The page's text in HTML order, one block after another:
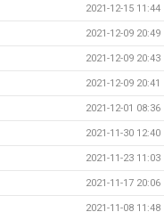
2021-12-15 11:44
2021-12-09 20:49
2021-12-09 20:43
2021-12-09 20:41
2021-12-01 08:36
2021-11-30 12:40
2021-11-23 11:03
2021-11-17 20:06
2021-11-08 11:48